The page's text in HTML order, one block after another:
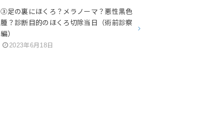
③足の裏にほくろ？メラノーマ？悪性黒色
腫？診断目的のほくろ切除当日（術前診察
編）
2023年6月18日